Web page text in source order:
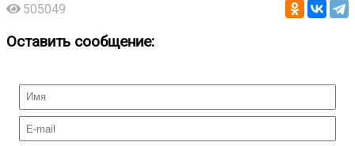
505049
Оставить сообщение: